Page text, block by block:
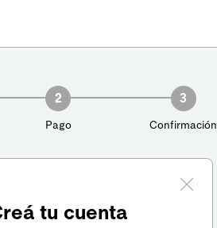
2
Pago
3
Confirmación
tu cuenta